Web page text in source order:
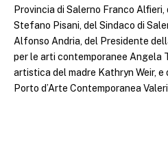
Provincia di Salerno Franco
Stefano Pisani, del Sindaco di
Alfonso Andria, del Presidente
per le arti contemporanee Angela
artistica del madre Kathryn Weir,
Porto d’Arte Contemporanea